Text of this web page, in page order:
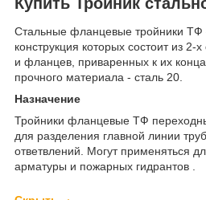
Стальные фланцевые тройники
конструкция которых состоит из 2-
и фланцев, приваренных к их
прочного материала - сталь 20.
Назначение
Тройники фланцевые ТФ
для разделения главной линии
ответвлений. Могут применяться
арматуры и пожарных гидрантов .